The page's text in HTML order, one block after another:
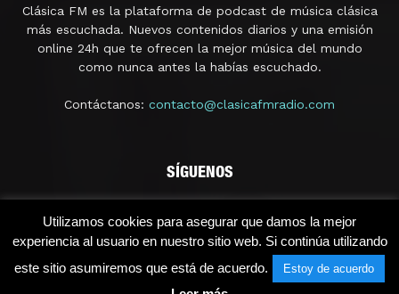
Clásica FM es la plataforma de podcast de música clásica
más escuchada. Nuevos contenidos diarios y una emisión
online 24h que te ofrecen la mejor música del mundo
como nunca antes la habías escuchado.
Contáctanos: contacto@clasicafmradio.com
SÍGUENOS
Utilizamos cookies para asegurar que damos la mejor
experiencia al usuario en nuestro sitio web. Si continúa utilizando
este sitio asumiremos que está de acuerdo.
Estoy de acuerdo